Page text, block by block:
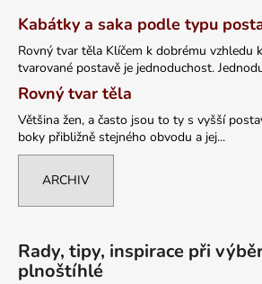
Kabátky a saka podle typu
Rovný tvar těla Klíčem k dobrému vzhledu
tvarované postavě je jednoduchost.
Rovný tvar těla
Většina žen, a často jsou to ty s vyšší
boky přibližně stejného obvodu a jej...
ARCHIV
Rady, tipy, inspirace při
plnoštíhlé